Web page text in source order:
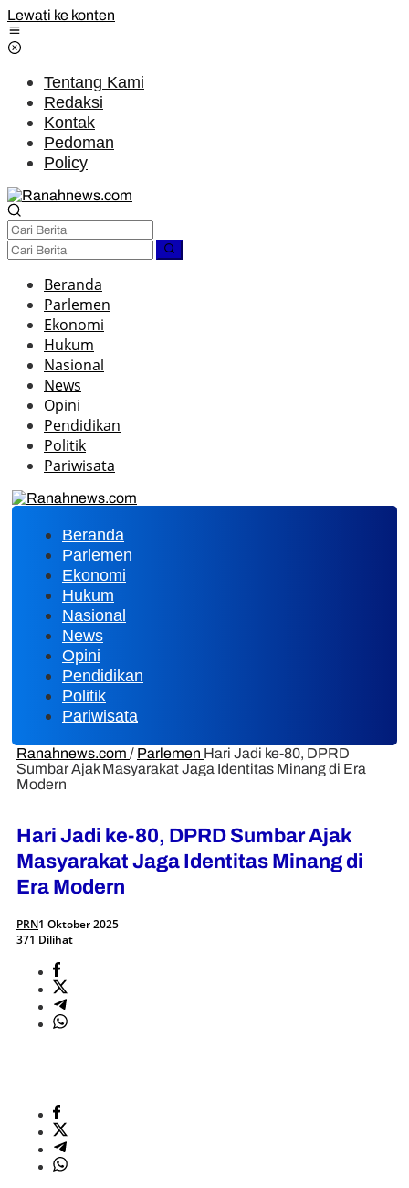
Lewati ke konten
Tentang Kami
Redaksi
Kontak
Pedoman
Policy
Beranda
Parlemen
Ekonomi
Hukum
Nasional
News
Opini
Pendidikan
Politik
Pariwisata
Beranda
Parlemen
Ekonomi
Hukum
Nasional
News
Opini
Pendidikan
Politik
Pariwisata
Ranahnews.com / Parlemen Hari Jadi ke-80, DPRD
Sumbar Ajak Masyarakat Jaga Identitas Minang di Era
Modern
Hari Jadi ke-80, DPRD Sumbar Ajak
Masyarakat Jaga Identitas Minang di
Era Modern
PRN1 Oktober 2025
371 Dilihat